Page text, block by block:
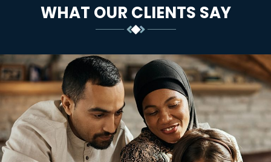
WHAT OUR CLIENTS SAY